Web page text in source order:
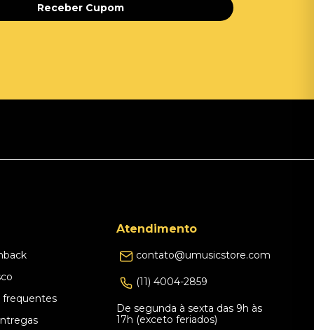
Receber Cupom
frequentes
Atendimento
contato@umusicstore.com
(11) 4004-2859
De segunda à sexta das 9h às
17h (exceto feriados)